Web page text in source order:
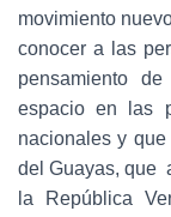
movimiento
conocer a las
pensamiento
espacio en las
nacionales y
del Guayas, que
la República